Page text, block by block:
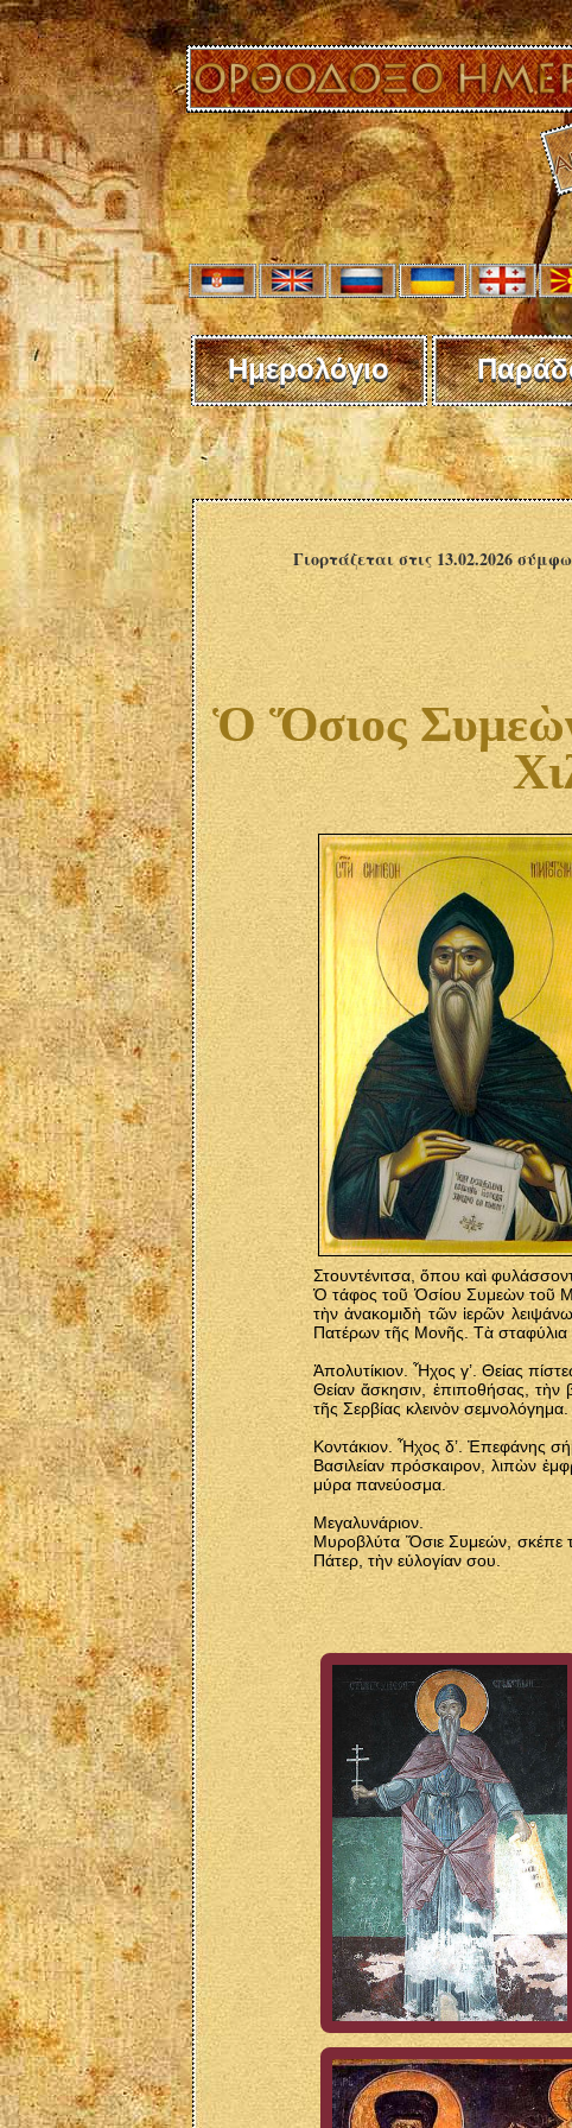
Ημερολόγιο
Γιορτάζεται στις 13.02.2026
Ὁ Ὅσιος
Στουντένιτσα, ὅπου καὶ
Ὁ τάφος τοῦ Ὁσίου Συμεὼν τοῦ
τὴν ἀνακομιδὴ τῶν ἱερῶν
Πατέρων τῆς Μονῆς. Τὰ σταφύλια
Ἀπολυτίκιον. Ἦχος γ’. Θείας
Θείαν ἄσκησιν, ἐπιποθήσας,
τῆς Σερβίας κλεινὸν
Κοντάκιον. Ἦχος δ’. Ἐπεφάνης
Βασιλείαν πρόσκαιρον, λιπὼν
μύρα πανεύοσμα.
Μεγαλυνάριον.
Μυροβλύτα Ὅσιε Συμεών, σκέπε
Πάτερ, τὴν εὐλογίαν σου.